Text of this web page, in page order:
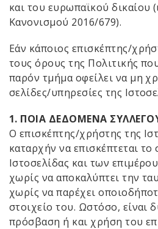
και του ευρωπαϊκού δικαίου
Κανονισμού 2016/679).
Εάν κάποιος επισκέπτης/
τους όρους της Πολιτικής
παρόν τμήμα οφείλει να μη
σελίδες/υπηρεσίες της
1. ΠΟΙΑ ΔΕΔΟΜΕΝΑ
Ο επισκέπτης/χρήστης της
καταρχήν να επισκέπτεται το
Ιστοσελίδας και των
χωρίς να αποκαλύπτει την
χωρίς να παρέχει
στοιχείο του. Ωστόσο, είναι
πρόσβαση ή και χρήση του